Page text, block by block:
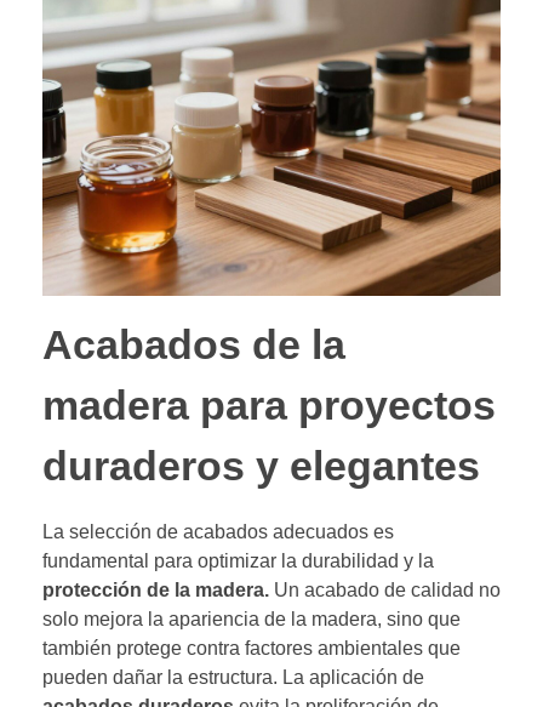
Acabados de la
madera para proyectos
duraderos y elegantes
La selección de acabados adecuados es
fundamental para optimizar la durabilidad y la
protección de la madera. Un acabado de calidad no
solo mejora la apariencia de la madera, sino que
también protege contra factores ambientales que
pueden dañar la estructura. La aplicación de